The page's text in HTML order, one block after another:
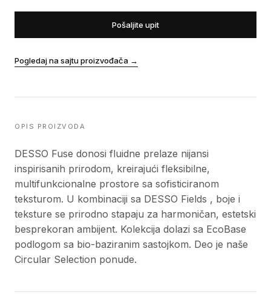
Pošaljite upit
Pogledaj na sajtu proizvođača →
OPIS PROIZVODA
DESSO Fuse donosi fluidne prelaze nijansi
inspirisanih prirodom, kreirajući fleksibilne,
multifunkcionalne prostore sa sofisticiranom
teksturom. U kombinaciji sa DESSO Fields , boje i
teksture se prirodno stapaju za harmoničan, estetski
besprekoran ambijent. Kolekcija dolazi sa EcoBase
podlogom sa bio-baziranim sastojkom. Deo je naše
Circular Selection ponude.